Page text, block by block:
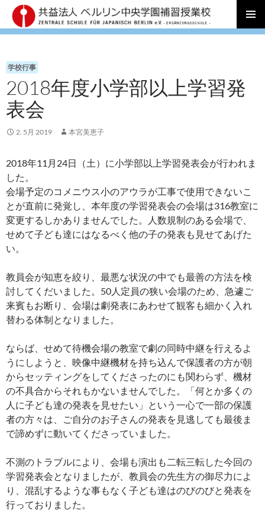
メインメ
コ
ン
ン
ツ
へ
キ
プ
学校行事
2018年度小学部以上学習発
表会
2. 5月 2019 本宮美恵子
2018年11月24日（土）に小学部以上学習発表会が行われま
した。
会場予定のコメニウス小のアウラが工事で使用できないこ
とが直前に発覚し、本年度の学習発表会の会場は316教室に
変更するしかありませんでした。人数規制のある会場で、
せめて子ども達にはなるべく他の子の発表も見せてあげた
い。
教員会が知恵を絞り、最悪な状況の中でも最善の方法を検
討してくだいました。50人定員の狭い会場のため、急遽ご
来賓もお断り、会場は劇発表にあわせて観客も細かく入れ
替わる体制となりました。
ならば、せめて待機会場の教室で劇の同時中継を行えるよ
うにしようと、映像中継機材を持ち込んで保護者の方が朝
からセッティングをしてくださったのにも関わらず、機材
の不具合からそれもかないませんでした。「何とか多くの
人に子ども達の発表を見せたい」という一心で一部の保護
者の方々は、ご自分のお子さんの発表を見逃しても最後ま
で諦めずに動いてくださっていました。
不測のトラブルにより、会場も演出も二転三転した今回の
学習発表会となりましたが、教員会の先生方の御尽力によ
り、混乱するような事もなく子ども達はのびのびと発表を
行っておりました。